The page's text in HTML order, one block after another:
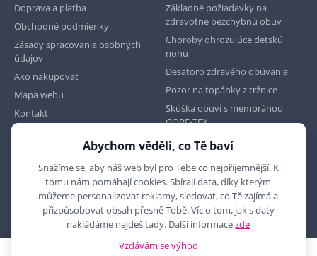
Doprava a platba
Obchodné podmienky
Zásady spracovania osobných
údajov
Ako nakupovať
Mapa webu
Kontakt
Základné požiadavky na
zdravotne bezchybnú obuv
Choroby ohrozujúce detskú
nohu
Desatoro zdravého obúvania
Pozor na topánky z tržnice
Skúška obuvi s membránou
GORE-TEX
2010 - 2026 © MYRON MAXX, s.r.o., všechna práva vyhrazena
Abychom věděli, co Tě baví
Snažíme se, aby náš web byl pro Tebe co nejpříjemnější. K
tomu nám pomáhají cookies. Sbírají data, díky kterým
můžeme personalizovat reklamy, sledovat, co Tě zajímá a
přizpůsobovat obsah přesně Tobě. Víc o tom, jak s daty
nakládáme najdeš tady. Další informacezde
Vzdávám se výhod